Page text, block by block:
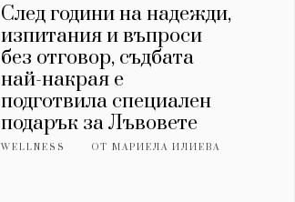
След години на надежди,
изпитания и въпроси
без отговор, съдбата
най-накрая е
подготвила специален
подарък за Лъвовете
WELLNESS ОТМАРИЕЛА ИЛИЕВА